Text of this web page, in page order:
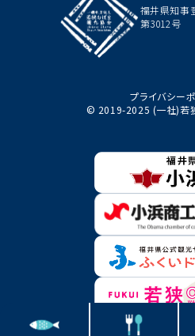
福井県知事
第3012号
プライバシー
© 2019-2025 (一社)若